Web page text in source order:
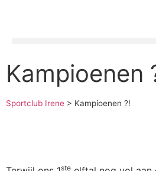
Kampioenen
Sportclub Irene > Kampioenen ?!
ste